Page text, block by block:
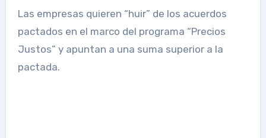
Las empresas quieren “huir” de los acuerdos
pactados en el marco del programa “Precios
Justos” y apuntan a una suma superior a la
pactada.